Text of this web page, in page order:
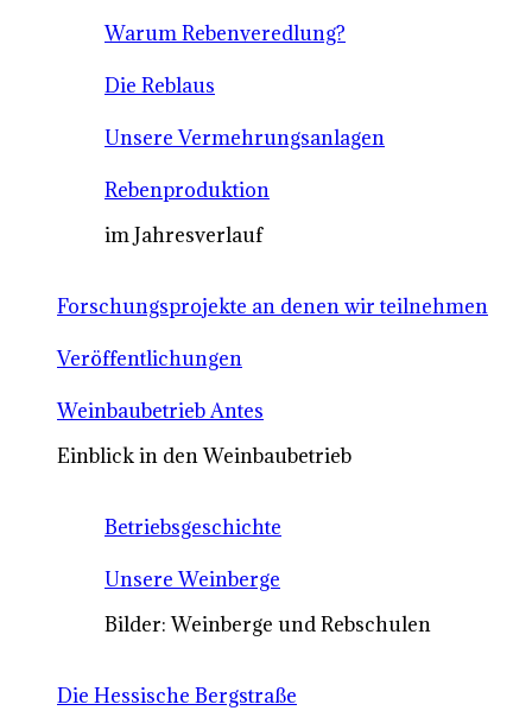
Warum Rebenveredlung?
Die Reblaus
Unsere Vermehrungsanlagen
Rebenproduktion
im Jahresverlauf
Forschungsprojekte an denen wir teilnehmen
Veröffentlichungen
Weinbaubetrieb Antes
Einblick in den Weinbaubetrieb
Betriebsgeschichte
Unsere Weinberge
Bilder: Weinberge und Rebschulen
Die Hessische Bergstraße